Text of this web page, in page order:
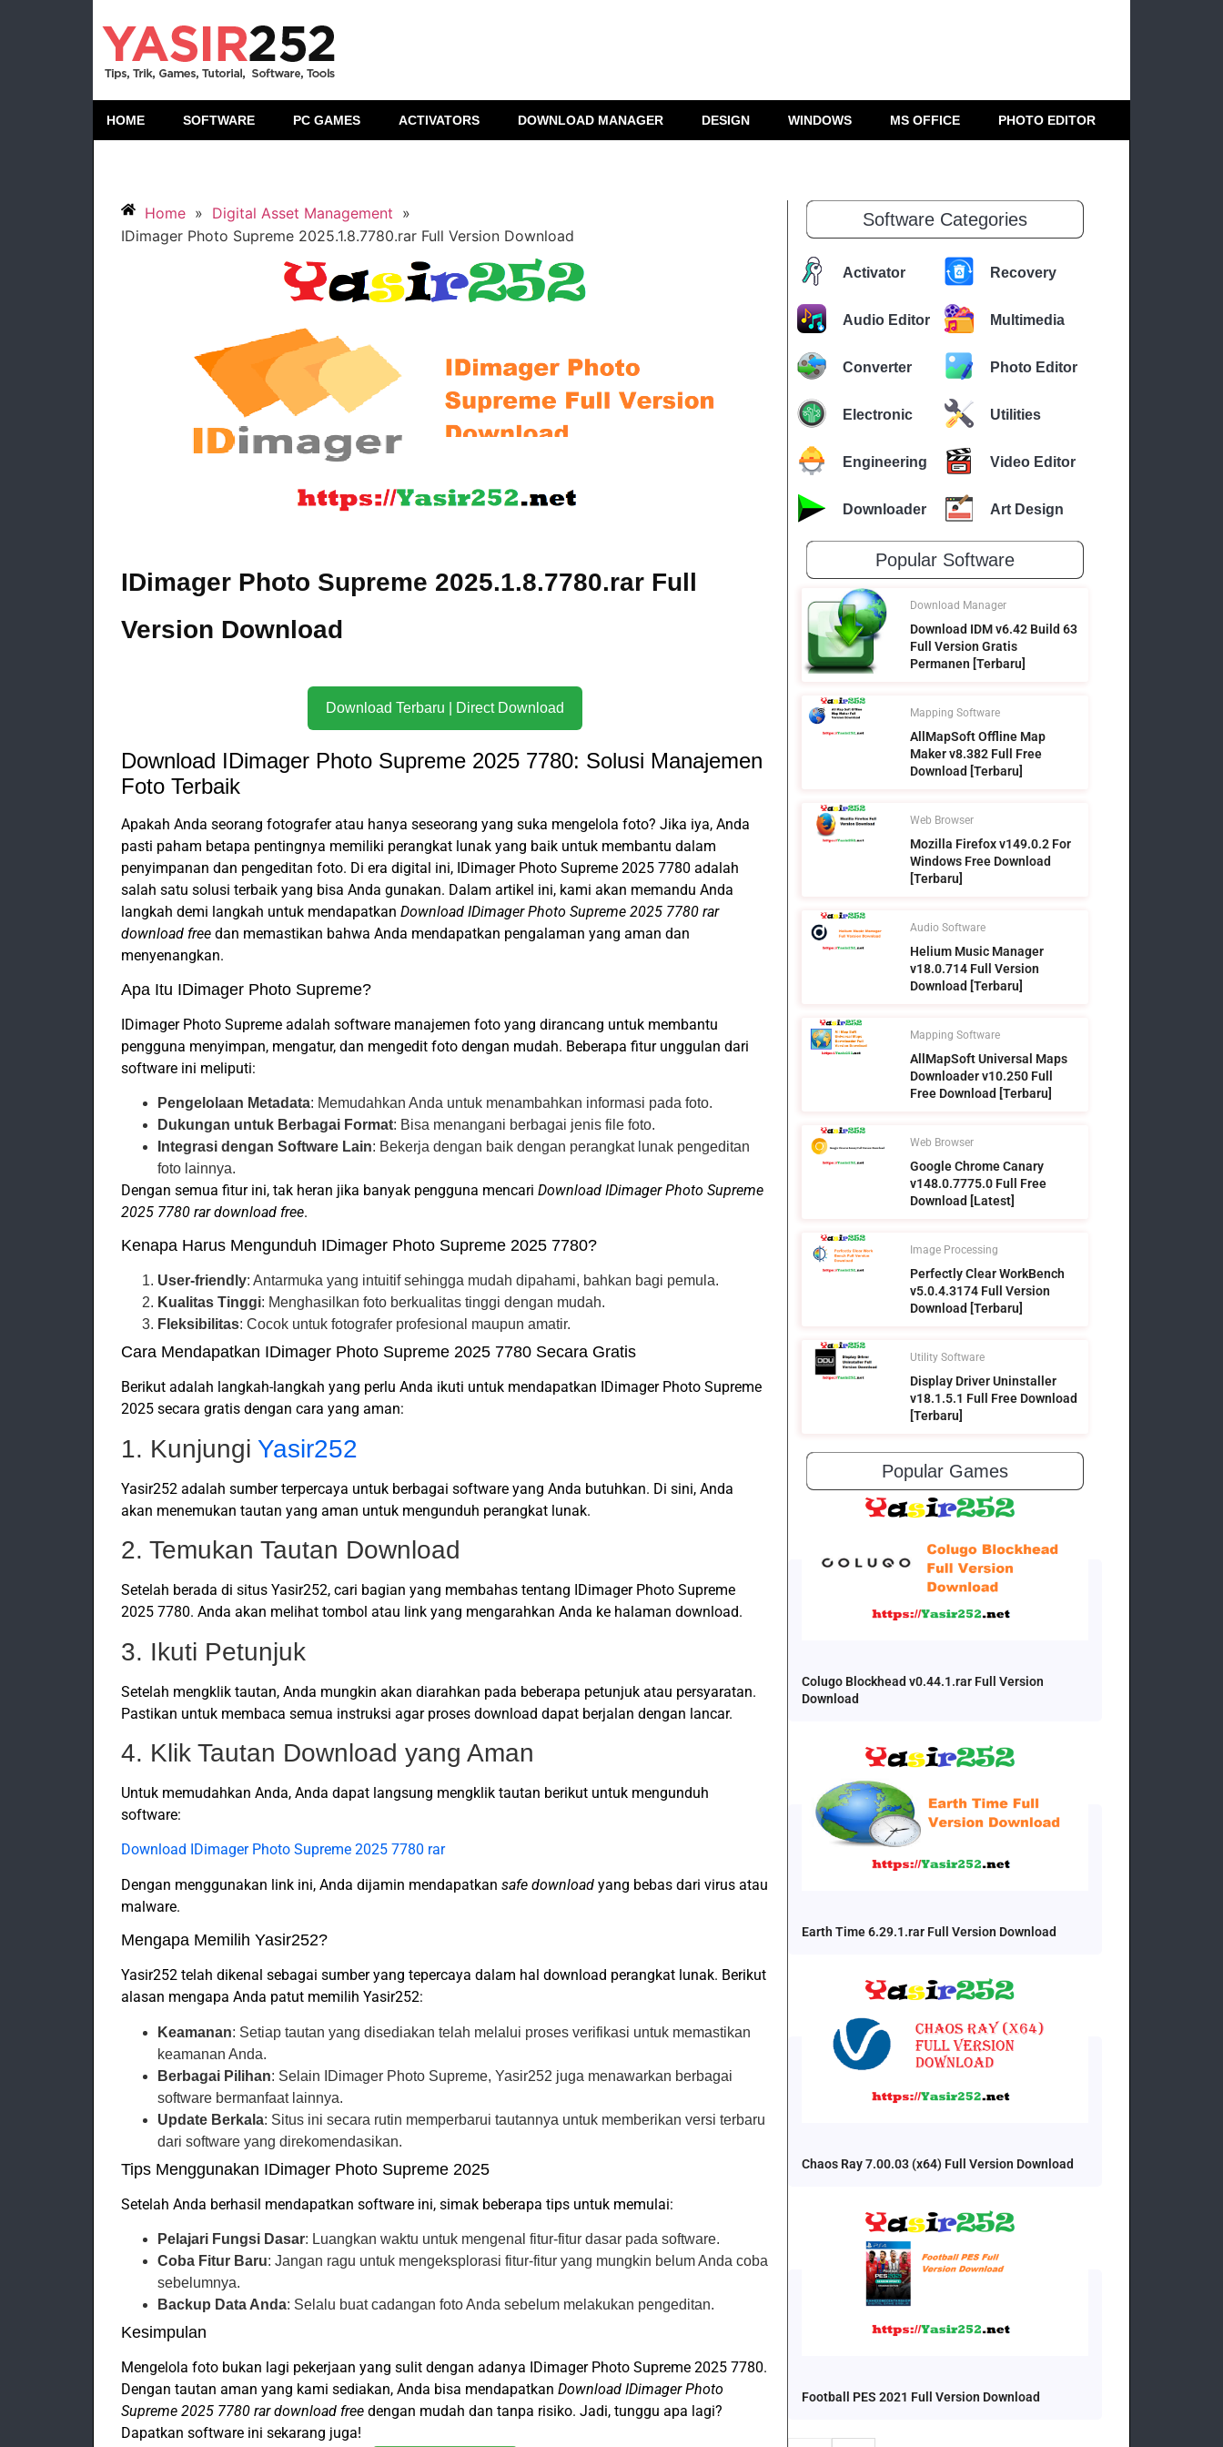
HOME SOFTWARE PC GAMES ACTIVATORS DOWNLOAD MANAGER DESIGN WINDOWS MS OFFICE PHOTO EDITOR
Home » Digital Asset Management »
IDimager Photo Supreme 2025.1.8.7780.rar Full Version Download
IDimager Photo Supreme 2025.1.8.7780.rar Full
Version Download
Download Terbaru | Direct Download
Download IDimager Photo Supreme 2025 7780: Solusi Manajemen
Foto Terbaik
Apakah Anda seorang fotografer atau hanya seseorang yang suka mengelola foto? Jika iya, Anda
pasti paham betapa pentingnya memiliki perangkat lunak yang baik untuk membantu dalam
penyimpanan dan pengeditan foto. Di era digital ini, IDimager Photo Supreme 2025 7780 adalah
salah satu solusi terbaik yang bisa Anda gunakan. Dalam artikel ini, kami akan memandu Anda
langkah demi langkah untuk mendapatkan Download IDimager Photo Supreme 2025 7780 rar
download free dan memastikan bahwa Anda mendapatkan pengalaman yang aman dan
menyenangkan.
Apa Itu IDimager Photo Supreme?
IDimager Photo Supreme adalah software manajemen foto yang dirancang untuk membantu
pengguna menyimpan, mengatur, dan mengedit foto dengan mudah. Beberapa fitur unggulan dari
software ini meliputi:
Pengelolaan Metadata: Memudahkan Anda untuk menambahkan informasi pada foto.
Dukungan untuk Berbagai Format: Bisa menangani berbagai jenis file foto.
Integrasi dengan Software Lain: Bekerja dengan baik dengan perangkat lunak pengeditan
foto lainnya.
Dengan semua fitur ini, tak heran jika banyak pengguna mencari Download IDimager Photo Supreme
2025 7780 rar download free.
Kenapa Harus Mengunduh IDimager Photo Supreme 2025 7780?
User-friendly: Antarmuka yang intuitif sehingga mudah dipahami, bahkan bagi pemula.
Kualitas Tinggi: Menghasilkan foto berkualitas tinggi dengan mudah.
Fleksibilitas: Cocok untuk fotografer profesional maupun amatir.
Cara Mendapatkan IDimager Photo Supreme 2025 7780 Secara Gratis
Berikut adalah langkah-langkah yang perlu Anda ikuti untuk mendapatkan IDimager Photo Supreme
2025 secara gratis dengan cara yang aman:
1. Kunjungi Yasir252
Yasir252 adalah sumber terpercaya untuk berbagai software yang Anda butuhkan. Di sini, Anda
akan menemukan tautan yang aman untuk mengunduh perangkat lunak.
2. Temukan Tautan Download
Setelah berada di situs Yasir252, cari bagian yang membahas tentang IDimager Photo Supreme
2025 7780. Anda akan melihat tombol atau link yang mengarahkan Anda ke halaman download.
3. Ikuti Petunjuk
Setelah mengklik tautan, Anda mungkin akan diarahkan pada beberapa petunjuk atau persyaratan.
Pastikan untuk membaca semua instruksi agar proses download dapat berjalan dengan lancar.
4. Klik Tautan Download yang Aman
Untuk memudahkan Anda, Anda dapat langsung mengklik tautan berikut untuk mengunduh
software:
Download IDimager Photo Supreme 2025 7780 rar
Dengan menggunakan link ini, Anda dijamin mendapatkan safe download yang bebas dari virus atau
malware.
Mengapa Memilih Yasir252?
Yasir252 telah dikenal sebagai sumber yang tepercaya dalam hal download perangkat lunak. Berikut
alasan mengapa Anda patut memilih Yasir252:
Keamanan: Setiap tautan yang disediakan telah melalui proses verifikasi untuk memastikan
keamanan Anda.
Berbagai Pilihan: Selain IDimager Photo Supreme, Yasir252 juga menawarkan berbagai
software bermanfaat lainnya.
Update Berkala: Situs ini secara rutin memperbarui tautannya untuk memberikan versi terbaru
dari software yang direkomendasikan.
Tips Menggunakan IDimager Photo Supreme 2025
Setelah Anda berhasil mendapatkan software ini, simak beberapa tips untuk memulai:
Pelajari Fungsi Dasar: Luangkan waktu untuk mengenal fitur-fitur dasar pada software.
Coba Fitur Baru: Jangan ragu untuk mengeksplorasi fitur-fitur yang mungkin belum Anda coba
sebelumnya.
Backup Data Anda: Selalu buat cadangan foto Anda sebelum melakukan pengeditan.
Kesimpulan
Mengelola foto bukan lagi pekerjaan yang sulit dengan adanya IDimager Photo Supreme 2025 7780.
Dengan tautan aman yang kami sediakan, Anda bisa mendapatkan Download IDimager Photo
Supreme 2025 7780 rar download free dengan mudah dan tanpa risiko. Jadi, tunggu apa lagi?
Dapatkan software ini sekarang juga!
Software Categories
Activator Recovery
Audio Editor Multimedia
Converter Photo Editor
Electronic Utilities
Engineering Video Editor
Downloader Art Design
Popular Software
Download Manager
Download IDM v6.42 Build 63
Full Version Gratis
Permanen [Terbaru]
Mapping Software
AllMapSoft Offline Map
Maker v8.382 Full Free
Download [Terbaru]
Web Browser
Mozilla Firefox v149.0.2 For
Windows Free Download
[Terbaru]
Audio Software
Helium Music Manager
v18.0.714 Full Version
Download [Terbaru]
Mapping Software
AllMapSoft Universal Maps
Downloader v10.250 Full
Free Download [Terbaru]
Web Browser
Google Chrome Canary
v148.0.7775.0 Full Free
Download [Latest]
Image Processing
Perfectly Clear WorkBench
v5.0.4.3174 Full Version
Download [Terbaru]
Utility Software
Display Driver Uninstaller
v18.1.5.1 Full Free Download
[Terbaru]
Popular Games
Colugo Blockhead v0.44.1.rar Full Version
Download
Earth Time 6.29.1.rar Full Version Download
Chaos Ray 7.00.03 (x64) Full Version Download
Football PES 2021 Full Version Download